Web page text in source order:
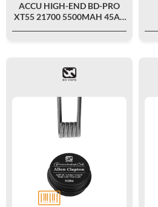
ACCU HIGH-END BD-PRO
XT55 21700 5500MAH 45A -